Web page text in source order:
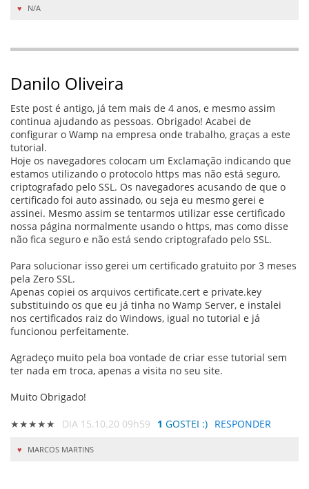
N/A
Danilo Oliveira
Este post é antigo, já tem mais de 4 anos, e mesmo assim
continua ajudando as pessoas. Obrigado! Acabei de
configurar o Wamp na empresa onde trabalho, graças a este
tutorial.
Hoje os navegadores colocam um Exclamação indicando que
estamos utilizando o protocolo https mas não está seguro,
criptografado pelo SSL. Os navegadores acusando de que o
certificado foi auto assinado, ou seja eu mesmo gerei e
assinei. Mesmo assim se tentarmos utilizar esse certificado
nossa página normalmente usando o https, mas como disse
não fica seguro e não está sendo criptografado pelo SSL.
Para solucionar isso gerei um certificado gratuito por 3 meses
pela Zero SSL.
Apenas copiei os arquivos certificate.cert e private.key
substituindo os que eu já tinha no Wamp Server, e instalei
nos certificados raiz do Windows, igual no tutorial e já
funcionou perfeitamente.
Agradeço muito pela boa vontade de criar esse tutorial sem
ter nada em troca, apenas a visita no seu site.
Muito Obrigado!
★★★★★ DIA 15.10.20 09h59 1 GOSTEI :) RESPONDER
MARCOS MARTINS